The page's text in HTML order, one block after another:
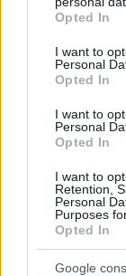
grant or deny
use your data
consent section.
Opted In
I want to
Personal
Opted In
I want to
Personal
Opted In
I want to
Retention,
Personal
Purposes
Opted In
Google